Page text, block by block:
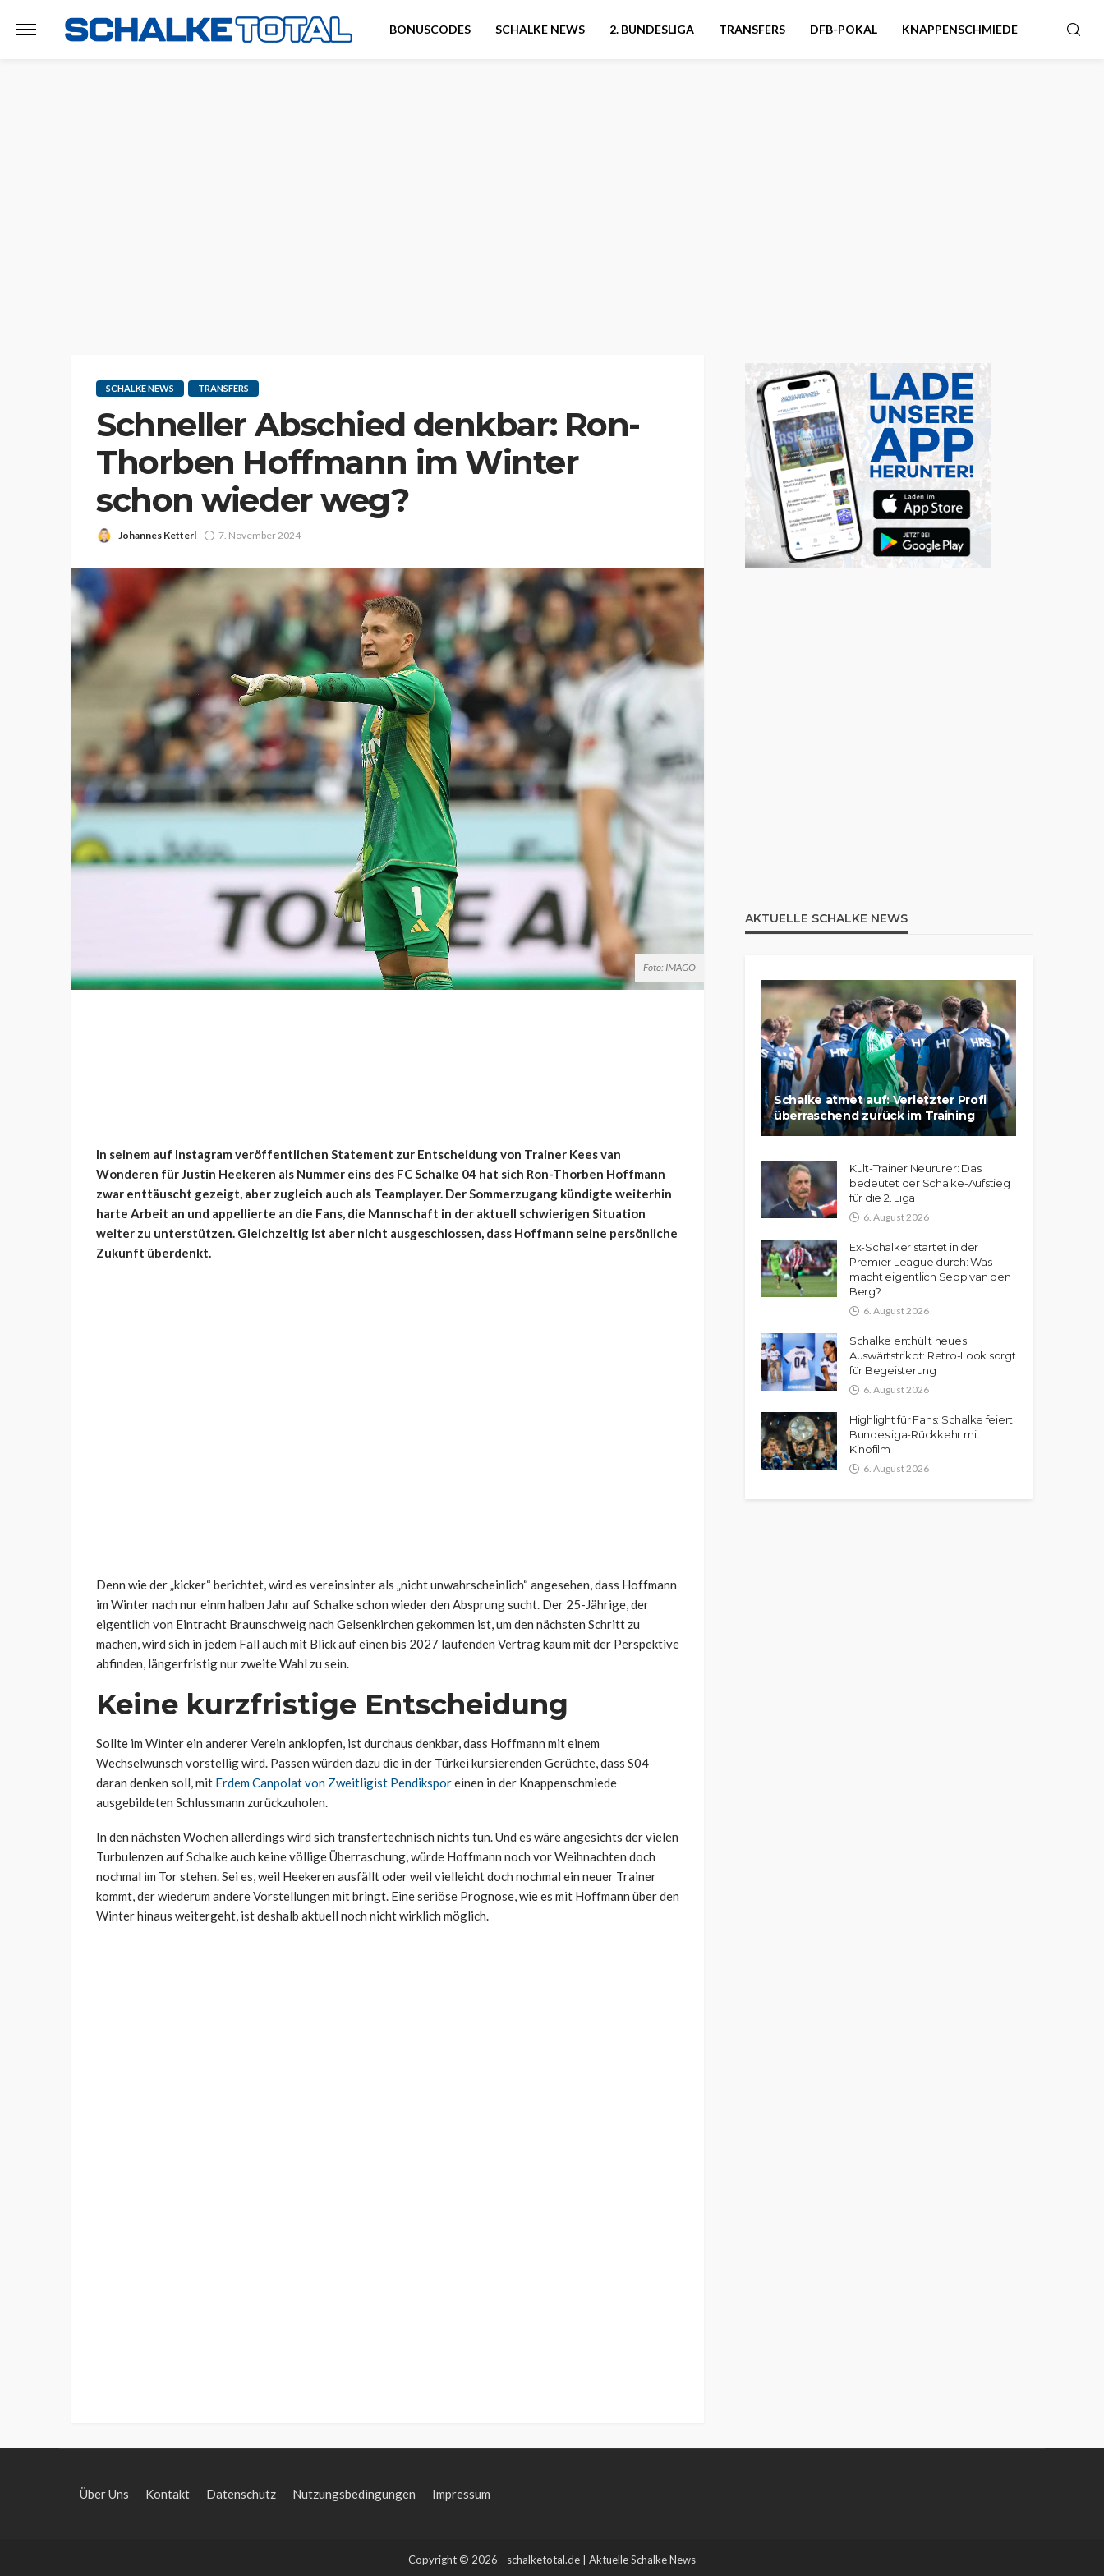
BONUSCODES SCHALKE NEWS 2. BUNDESLIGA TRANSFERS DFB-POKAL KNAPPENSCHMIEDE
SCHALKE NEWS TRANSFERS
Schneller Abschied denkbar: Ron-
Thorben Hoffmann im Winter
schon wieder weg?
Johannes Ketterl 7. November 2024
Foto: IMAGO
In seinem auf Instagram veröffentlichen Statement zur Entscheidung von Trainer Kees van
Wonderen für Justin Heekeren als Nummer eins des FC Schalke 04 hat sich Ron-Thorben Hoffmann
zwar enttäuscht gezeigt, aber zugleich auch als Teamplayer. Der Sommerzugang kündigte weiterhin
harte Arbeit an und appellierte an die Fans, die Mannschaft in der aktuell schwierigen Situation
weiter zu unterstützen. Gleichzeitig ist aber nicht ausgeschlossen, dass Hoffmann seine persönliche
Zukunft überdenkt.
Denn wie der „kicker“ berichtet, wird es vereinsinter als „nicht unwahrscheinlich“ angesehen, dass Hoffmann
im Winter nach nur einm halben Jahr auf Schalke schon wieder den Absprung sucht. Der 25-Jährige, der
eigentlich von Eintracht Braunschweig nach Gelsenkirchen gekommen ist, um den nächsten Schritt zu
machen, wird sich in jedem Fall auch mit Blick auf einen bis 2027 laufenden Vertrag kaum mit der Perspektive
abfinden, längerfristig nur zweite Wahl zu sein.
Keine kurzfristige Entscheidung
Sollte im Winter ein anderer Verein anklopfen, ist durchaus denkbar, dass Hoffmann mit einem
Wechselwunsch vorstellig wird. Passen würden dazu die in der Türkei kursierenden Gerüchte, dass S04
daran denken soll, mit Erdem Canpolat von Zweitligist Pendiksporeinen in der Knappenschmiede
ausgebildeten Schlussmann zurückzuholen.
In den nächsten Wochen allerdings wird sich transfertechnisch nichts tun. Und es wäre angesichts der vielen
Turbulenzen auf Schalke auch keine völlige Überraschung, würde Hoffmann noch vor Weihnachten doch
nochmal im Tor stehen. Sei es, weil Heekeren ausfällt oder weil vielleicht doch nochmal ein neuer Trainer
kommt, der wiederum andere Vorstellungen mit bringt. Eine seriöse Prognose, wie es mit Hoffmann über den
Winter hinaus weitergeht, ist deshalb aktuell noch nicht wirklich möglich.
AKTUELLE SCHALKE NEWS
Schalke atmet auf: Verletzter Profi
überraschend zurück im Training
Kult-Trainer Neururer: Das
bedeutet der Schalke-Aufstieg
für die 2. Liga
6. August 2026
Ex-Schalker startet in der
Premier League durch: Was
macht eigentlich Sepp van den
Berg?
6. August 2026
Schalke enthüllt neues
Auswärtstrikot: Retro-Look sorgt
für Begeisterung
6. August 2026
Highlight für Fans: Schalke feiert
Bundesliga-Rückkehr mit
Kinofilm
6. August 2026
Über Uns Kontakt Datenschutz Nutzungsbedingungen Impressum
Copyright © 2026 - schalketotal.de | Aktuelle Schalke News